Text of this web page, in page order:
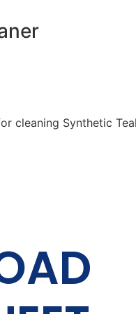
cleaning Synthetic